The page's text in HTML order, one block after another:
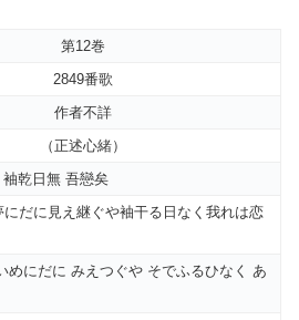
第12巻
2849番歌
作者不詳
（正述心緒）
乾日無 吾戀矣
だに見え継ぐや袖干る日なく我れは恋
めにだに みえつぐや そでふるひなく あ